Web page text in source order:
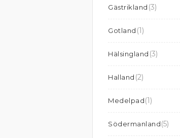
Gästrikland (3)
Gotland (1)
Hälsingland (3)
Halland (2)
Medelpad(1)
Södermanland(5)